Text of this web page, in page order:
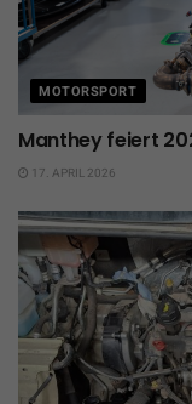
MOTORSPORT
Manthey feiert
17. APRIL 2026